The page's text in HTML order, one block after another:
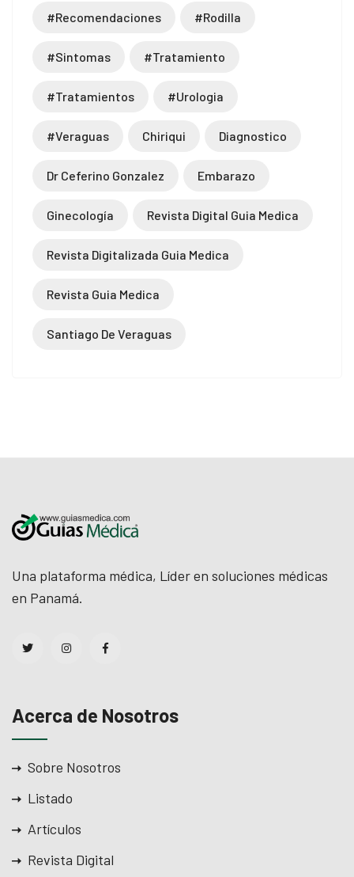
#recomendaciones #rodilla
#sintomas #tratamiento
#tratamientos #urologia
#veraguas Chiriqui Diagnostico
Dr Ceferino Gonzalez Embarazo
Ginecología Revista Digital Guia Medica
Revista Digitalizada Guia Medica
Revista Guia Medica
Santiago De Veraguas
Una plataforma médica, Líder en soluciones médicas
en Panamá.
Acerca de Nosotros
Sobre Nosotros
Listado
Artículos
Revista Digital